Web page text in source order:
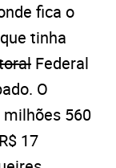
fica o
tinha
Federal
O
560
17